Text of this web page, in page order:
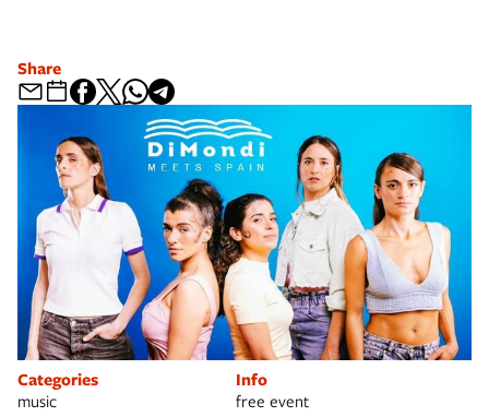
Categories
music
Info
free event
Share